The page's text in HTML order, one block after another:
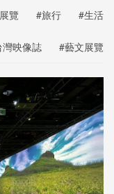
覽 #旅行 #生活
映像誌 #藝文展覽